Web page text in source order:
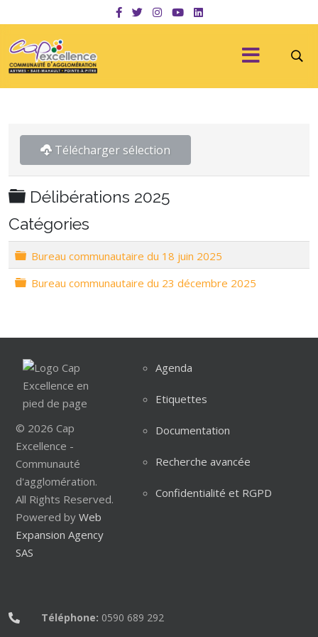
Télécharger sélection
Dossier
Délibérations 2025
Catégories
Dossier
Bureau communautaire du 18 juin 2025
Dossier
Bureau communautaire du 23 décembre 2025
© 2026 Cap
Excellence -
Communauté
d'agglomération.
All Rights Reserved.
Powered by Web
Expansion Agency
SAS
Agenda
Etiquettes
Documentation
Recherche avancée
Confidentialité et RGPD
Téléphone: 0590 689 292